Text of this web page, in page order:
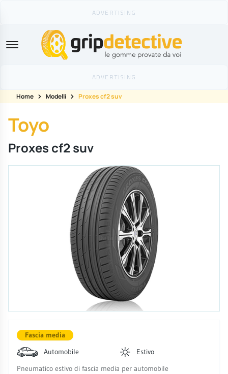
GripDetective
Home Modelli Proxes cf2 suv
Toyo
Proxes cf2 suv
Fascia media
Automobile
Estivo
Pneumatico estivo di fascia media per automobile